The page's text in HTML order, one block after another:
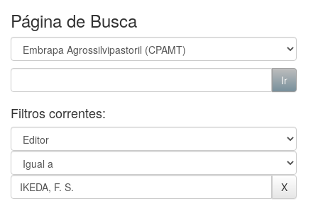
Página de Busca
Filtros correntes: